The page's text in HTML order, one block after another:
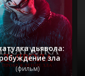
дьявола:
зла
(фильм)